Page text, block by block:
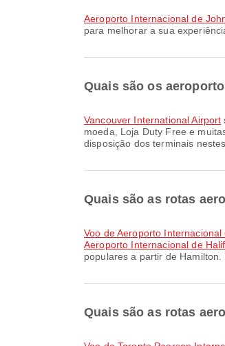
Aeroporto Internacional de
para melhorar a sua
Quais são os
Vancouver International Airport
moeda, Loja Duty Free e
disposição dos terminais
Quais são as rotas
voo de Aeroporto
Aeroporto Internacional de
populares a partir de
Quais são as rotas